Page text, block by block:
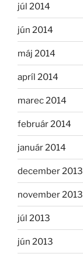
júl 2014
jún 2014
máj 2014
apríl 2014
marec 2014
február 2014
január 2014
december 2013
november 2013
júl 2013
jún 2013